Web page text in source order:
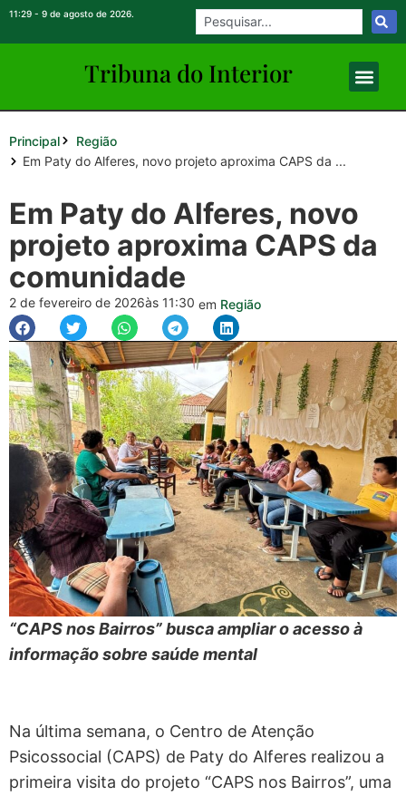
11:29 - 9 de agosto de 2026.
Tribuna do Interior
Principal
Região
Em Paty do Alferes, novo projeto aproxima CAPS da ...
Em Paty do Alferes, novo
projeto aproxima CAPS da
comunidade
2 de fevereiro de 2026às 11:30 em Região
“CAPS nos Bairros” busca ampliar o acesso à
informação sobre saúde mental
Na última semana, o Centro de Atenção
Psicossocial (CAPS) de Paty do Alferes realizou a
primeira visita do projeto “CAPS nos Bairros”, uma